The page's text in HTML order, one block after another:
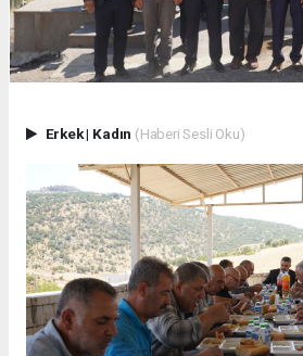
Erkek| Kadın (Haberi Sesli Oku)